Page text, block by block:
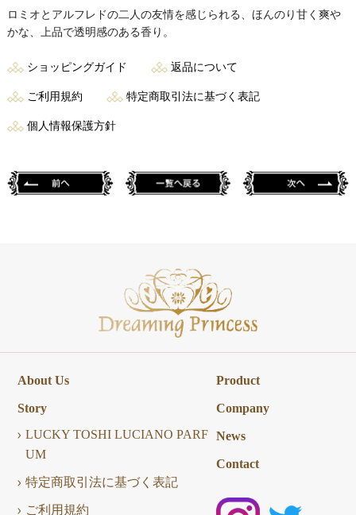
ロミオとアルフレドの二人の友情を感じられる、ほんのり甘く爽や
かな、上品で透明感のある香り。
ショッピングガイド 返品について
ご利用規約 特定商取引法に基づく表記
個人情報保護方針
About Us
Story
LUCKY TOSHI LUCIANO PARF
UM
特定商取引法に基づく表記
ご利用規約
Product
Company
News
Contact